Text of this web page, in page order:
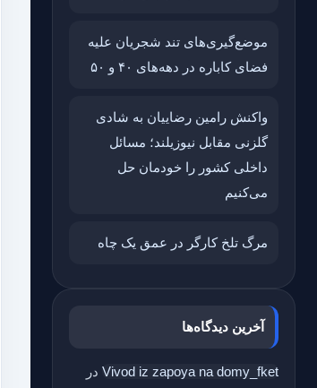
موضع‌گیری‌های تند شجریان علیه
فضای کاباره در دهه‌های ۴۰ و ۵۰
واکنش رامین رضاییان به شادی
گلزنی مقابل نیوزیلند؛ مسائل
داخلی کشور را خودمان حل
می‌کنیم
مرگ تلخ کارگر در عمق یک چاه
آخرین دیدگاه‌ها
Vivod iz zapoya na domy_fket در